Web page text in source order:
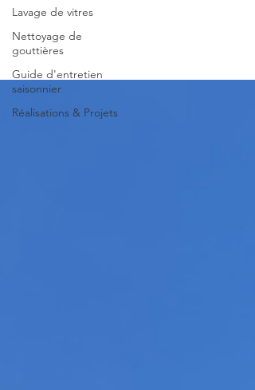
Lavage de vitres
Nettoyage de
gouttières
Guide d'entretien
saisonnier
Réalisations & Projets
Expertise
VitresVH